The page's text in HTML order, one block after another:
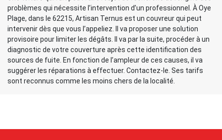
problèmes qui nécessite l’intervention d’un professionnel. À Oye
Plage, dans le 62215, Artisan Ternus est un couvreur qui peut
intervenir dès que vous l’appeliez. Il va proposer une solution
provisoire pour limiter les dégâts. Il va par la suite, procéder à un
diagnostic de votre couverture après cette identification des
sources de fuite. En fonction de l’ampleur de ces causes, il va
suggérer les réparations à effectuer. Contactez-le. Ses tarifs
sont reconnus comme les moins chers de la localité.